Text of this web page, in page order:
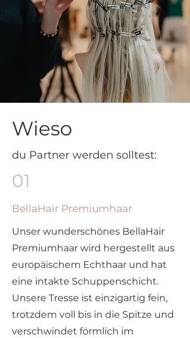
Wieso
du Partner werden solltest:
01
BellaHair Premiumhaar
Unser wunderschönes BellaHair
Premiumhaar wird hergestellt aus
europäischem Echthaar und hat
eine intakte Schuppenschicht.
Unsere Tresse ist einzigartig fein,
trotzdem voll bis in die Spitze und
verschwindet förmlich im